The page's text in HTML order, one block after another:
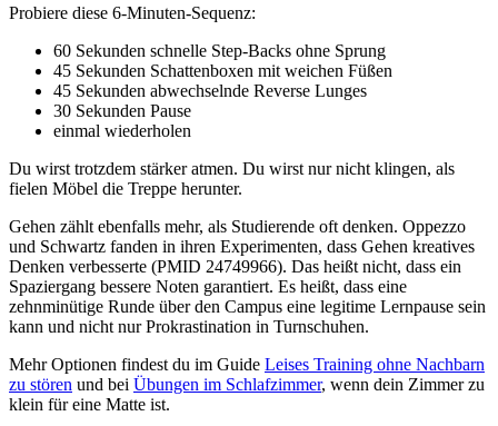
Probiere diese 6-Minuten-Sequenz:
60 Sekunden schnelle Step-Backs ohne Sprung
45 Sekunden Schattenboxen mit weichen Füßen
45 Sekunden abwechselnde Reverse Lunges
30 Sekunden Pause
einmal wiederholen
Du wirst trotzdem stärker atmen. Du wirst nur nicht klingen, als
fielen Möbel die Treppe herunter.
Gehen zählt ebenfalls mehr, als Studierende oft denken. Oppezzo
und Schwartz fanden in ihren Experimenten, dass Gehen kreatives
Denken verbesserte (PMID 24749966). Das heißt nicht, dass ein
Spaziergang bessere Noten garantiert. Es heißt, dass eine
zehnminütige Runde über den Campus eine legitime Lernpause sein
kann und nicht nur Prokrastination in Turnschuhen.
Mehr Optionen findest du im Guide Leises Training ohne Nachbarn
zu stören und bei Übungen im Schlafzimmer, wenn dein Zimmer zu
klein für eine Matte ist.